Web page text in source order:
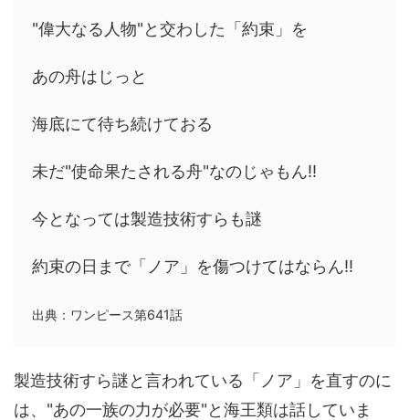
"偉大なる人物"と交わした「約束」を
あの舟はじっと
海底にて待ち続けておる
未だ"使命果たされる舟"なのじゃもん!!
今となっては製造技術すらも謎
約束の日まで「ノア」を傷つけてはならん!!
出典：ワンピース第641話
製造技術すら謎と言われている「ノア」を直すのに
は、"あの一族の力が必要"と海王類は話していま